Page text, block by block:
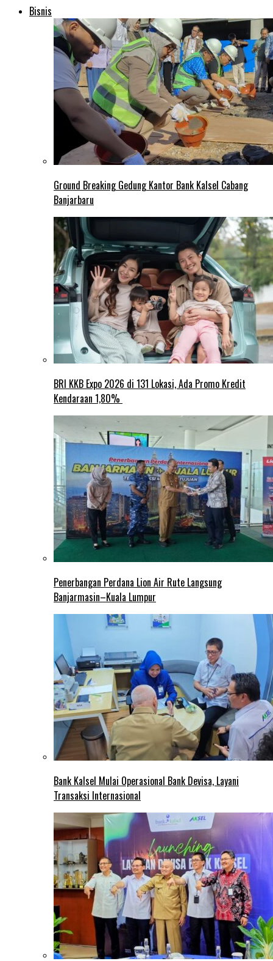
Bisnis
Ground Breaking Gedung Kantor Bank Kalsel Cabang
Banjarbaru
BRI KKB Expo 2026 di 131 Lokasi, Ada Promo Kredit
Kendaraan 1,80%
Penerbangan Perdana Lion Air Rute Langsung
Banjarmasin–Kuala Lumpur
Bank Kalsel Mulai Operasional Bank Devisa, Layani
Transaksi Internasional